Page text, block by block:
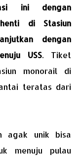
ini dengan
di Stasiun
dengan
USS. Tiket
monorail di
teratas dari
agak unik bisa
menuju pulau